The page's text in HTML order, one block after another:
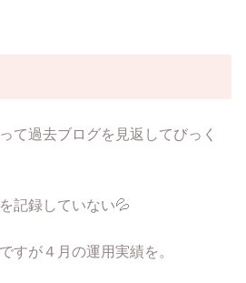
て過去ブログを見返してびっく
記録していない💦
すが４月の運用実績を。